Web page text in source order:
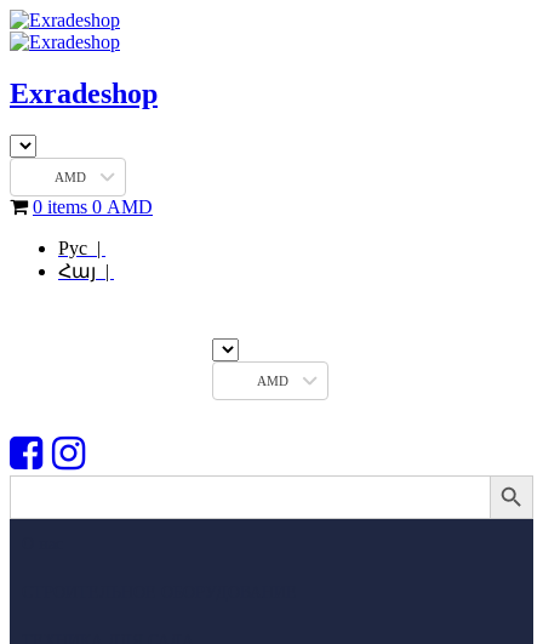
Exradeshop
AMD
0 items 0 AMD
Рус |
Հայ |
AMD
Search
Search Button